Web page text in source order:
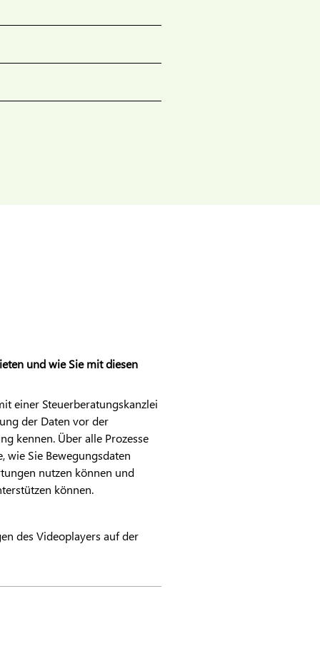
und wie Sie mit diesen
einer Steuerberatungskanzlei
der Daten vor der
kennen. Über alle Prozesse
wie Sie Bewegungsdaten
nutzen können und
können.
des Videoplayers auf der